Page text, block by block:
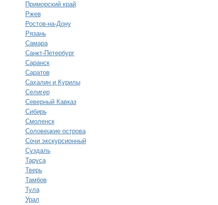
Приморский край
Ржев
Ростов-на-Дону
Рязань
Самара
Санкт-Петербург
Саранск
Саратов
Сахалин и Курилы
Селигер
Северный Кавказ
Сибирь
Смоленск
Соловецкие острова
Сочи экскурсионный
Суздаль
Таруса
Тверь
Тамбов
Тула
Урал